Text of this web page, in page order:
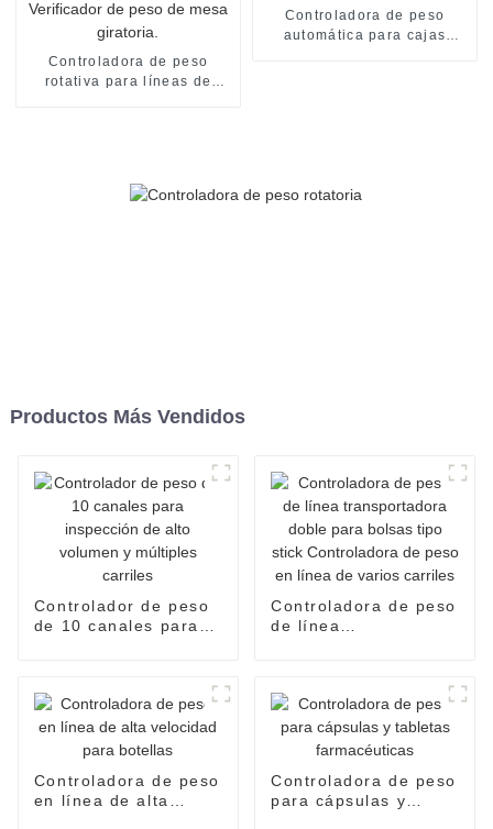
Controladora de peso
rotativa para líneas de
Controladora de peso
automática para cajas
Productos Más Vendidos
Controlador de peso
de 10 canales para
Controladora de peso
de línea
Controladora de peso
en línea de varios
carriles
Controladora de peso
en línea de alta
Controladora de peso
para cápsulas y